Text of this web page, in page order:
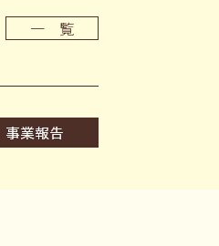
一 覧